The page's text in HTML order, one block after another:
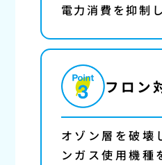
電力消費を抑制
フロン
オゾン層を破壊
ンガス使用機種